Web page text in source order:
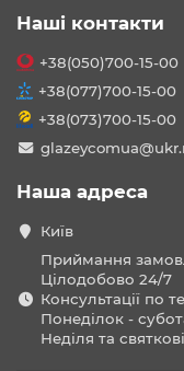
Наші контакти
+38(050)700-15-00
+38(077)700-15-00
+38(073)700-15-00
Наша адреса
Київ
Приймання
Цілодобово 24/7
Консультації по
Понеділок -
Неділя та